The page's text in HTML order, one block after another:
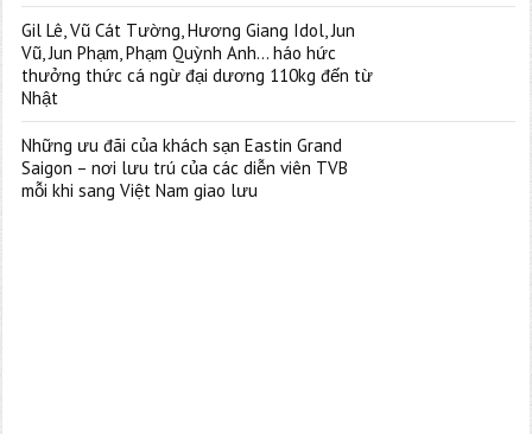
Gil Lê, Vũ Cát Tường, Hương Giang Idol, Jun
Vũ, Jun Phạm, Phạm Quỳnh Anh… háo hức
thưởng thức cá ngừ đại dương 110kg đến từ
Nhật
Những ưu đãi của khách sạn Eastin Grand
Saigon – nơi lưu trú của các diễn viên TVB
mỗi khi sang Việt Nam giao lưu